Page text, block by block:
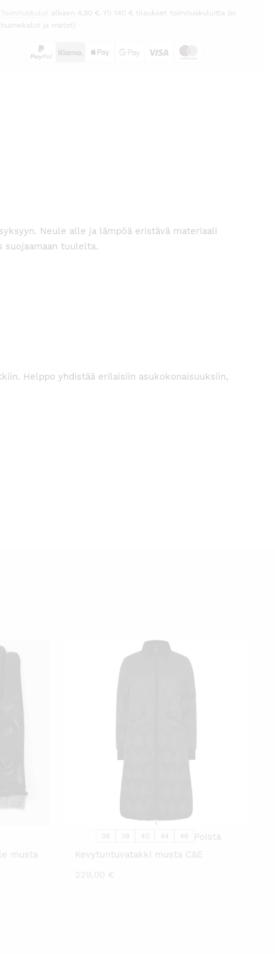
Toimituskulut alkaen 4,90 €. Yli 140 € tilaukset toimituskuluitta (ei
huonekalut ja matot)
Neule alle ja lämpöä eristävä materiaali
suojaamaan tuulelta.
Helppo yhdistää erilaisiin asukokonaisuuksiin,
musta
ON
USEAMPI
MUUNNELMA.
VALINNAT
SIVULLA.
36 38 40 44 46
Poista
Kevytuntuvatakki musta C&E
229,00 €